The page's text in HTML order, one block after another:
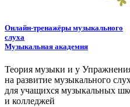
Онлайн-тренажёры музыкального
слуха
Музыкальная академия
Теория музыки и у У
на развитие музыкального
для учащихся музыкальных
и колледжей